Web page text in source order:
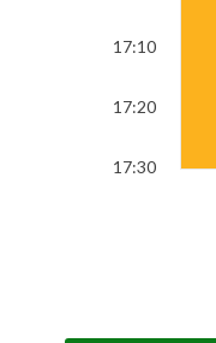
17:10
17:20
17:30